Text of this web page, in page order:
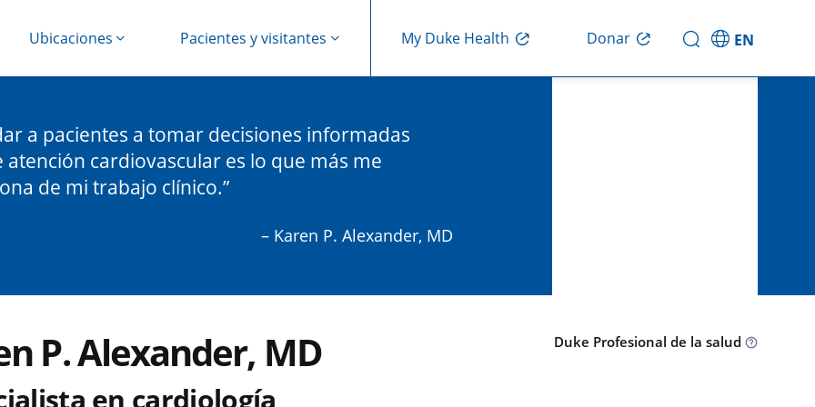
Ubicaciones Pacientes y visitantes My Duke Health Donar EN
a pacientes a tomar decisiones informadas
atención cardiovascular es lo que más me
de mi trabajo clínico.
– Karen P. Alexander, MD
P. Alexander, MD
en cardiología
Duke Profesional de la salud